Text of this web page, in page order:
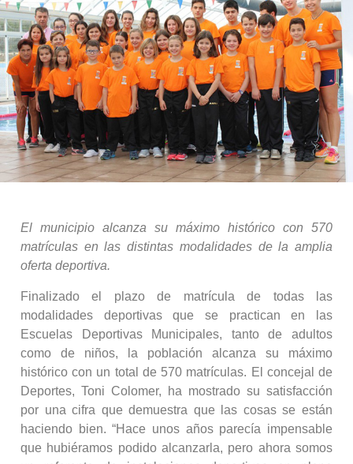
El municipio alcanza su máximo histórico con 570
matrículas en las distintas modalidades de la amplia
oferta deportiva.
Finalizado el plazo de matrícula de todas las
modalidades deportivas que se practican en las
Escuelas Deportivas Municipales, tanto de adultos
como de niños, la población alcanza su máximo
histórico con un total de 570 matrículas. El concejal de
Deportes, Toni Colomer, ha mostrado su satisfacción
por una cifra que demuestra que las cosas se están
haciendo bien. “Hace unos años parecía impensable
que hubiéramos podido alcanzarla, pero ahora somos